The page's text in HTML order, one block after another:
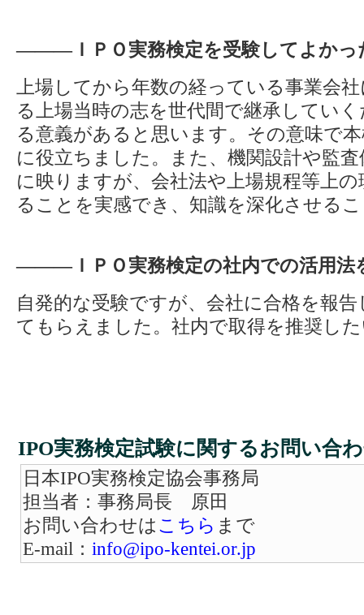
―――ＩＰＯ実務検定を受験してよかっ
上場してから年数の経っている事業会
る上場当時の志を世代間で継承してい
る意義があると思います。その意味で
に役立ちました。また、機関設計や監
に映りますが、会社法や上場規程等上
ることを実感でき、知識を深化させる
―――ＩＰＯ実務検定の社内での活用法
自発的な受験ですが、会社に合格を報
てもらえました。社内で取得を推奨し
IPO実務検定試験に関するお問い合
日本IPO実務検定協会事務局
担当者：事務局長 原田
お問い合わせはこちら まで
E-mail： info@ipo-kentei.or.jp